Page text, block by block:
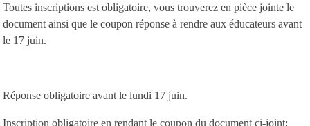
Toutes inscriptions est obligatoire, vous trouverez en pièce jointe le
document ainsi que le coupon réponse à rendre aux éducateurs avant
le 17 juin.
Réponse obligatoire avant le lundi 17 juin.
Inscription obligatoire en rendant le coupon du document ci-joint: